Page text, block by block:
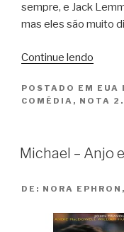
sempre, e Jack
mas eles são muito
Continue lendo
POSTADO EM EUA
COMÉDIA , NOTA
Michael – Anjo
DE: NORA